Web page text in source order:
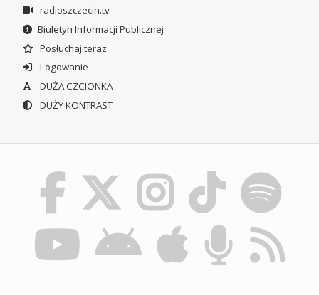
radioszczecin.tv
Biuletyn Informacji Publicznej
Posłuchaj teraz
Logowanie
DUŻA CZCIONKA
DUŻY KONTRAST